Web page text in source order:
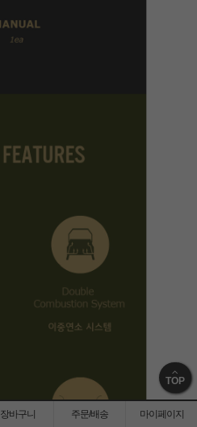
TOP
장바구니 주문/배송 마이페이지